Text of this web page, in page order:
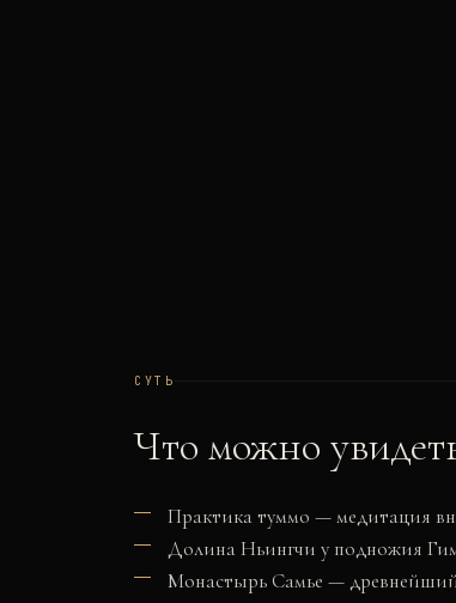
СУТЬ
Что можно
Практика туммо — медитация
Долина Ньингчи у подножия
Монастырь Самье —